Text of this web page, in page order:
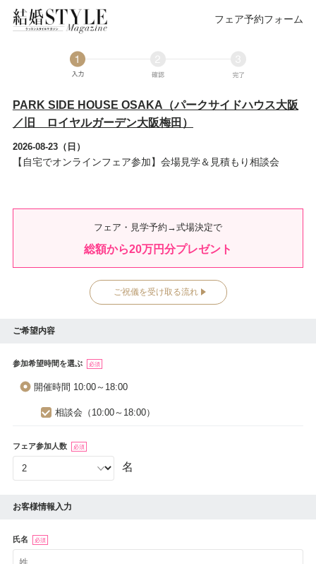
フェア予約フォーム
PARK SIDE HOUSE OSAKA（パークサイドハウス大阪
／旧 ロイヤルガーデン大阪梅田）
2026-08-23（日）
【自宅でオンラインフェア参加】会場見学＆見積もり相談会
フェア・見学予約→式場決定で
総額から20万円分プレゼント
ご祝儀を受け取る流れ
ご希望内容
参加希望時間を選ぶ 必須
開催時間 10:00～18:00
相談会（10:00～18:00）
フェア参加人数 必須
名
お客様情報入力
氏名 必須